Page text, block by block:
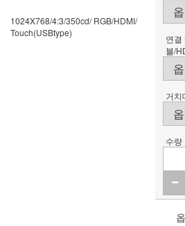
1024X768/4:3/350cd/ RGB/HDMI/
Touch(USBtype)
연결
블/
거치
수량